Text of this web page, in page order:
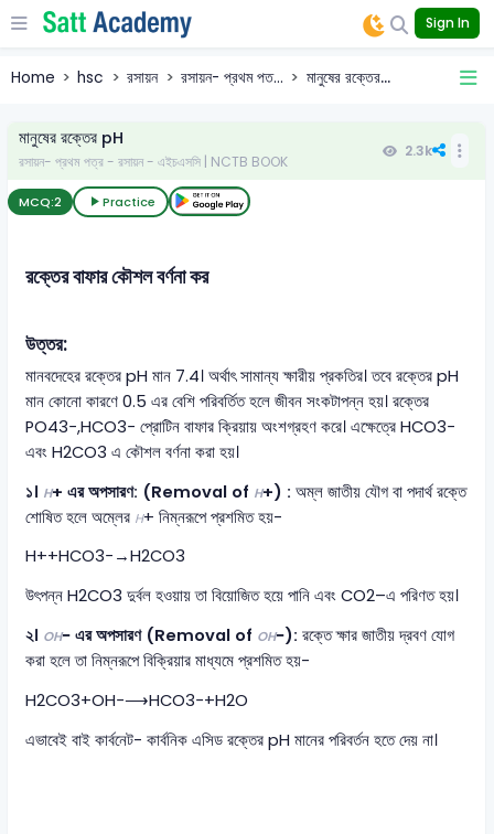
Sign In
Home hsc রসায়ন রসায়ন- প্রথম পত... মানুষের রক্তের...
মানুষের রক্তের pH
রসায়ন- প্রথম পত্র - রসায়ন - এইচএসসি | NCTB BOOK
2.3k
MCQ:2 Practice
রক্তের বাফার কৌশল বর্ণনা কর
উত্তর:
মানবদেহের রক্তের pH মান 7.4। অর্থাৎ সামান্য ক্ষারীয় প্রকতির। তবে রক্তের pH
মান কোনো কারণে 0.5 এর বেশি পরিবর্তিত হলে জীবন সংকটাপন্ন হয়। রক্তের
PO43−​,HCO3−​ প্রোটিন বাফার ক্রিয়ায় অংশগ্রহণ করে। এক্ষেত্রে HCO3−​
এবং H2​CO3​ এ কৌশল বর্ণনা করা হয়।
১। H+ এর অপসারণ: (Removal of H+) :অম্ল জাতীয় যৌগ বা পদার্থ রক্তে
শোষিত হলে অম্লের H+ নিম্নরূপে প্রশমিত হয়-
H++HCO3−​→H2​CO3​
উৎপন্ন H2​CO3​ দুর্বল হওয়ায় তা বিয়োজিত হয়ে পানি এবং CO2​–এ পরিণত হয়।
২। OH− এর অপসারণ (Removal of OH−): রক্তে ক্ষার জাতীয় দ্রবণ যোগ
করা হলে তা নিম্নরূপে বিক্রিয়ার মাধ্যমে প্রশমিত হয়-
H2​CO3​+OH−⟶HCO3−​+H2​O
এভাবেই বাই কার্বনেট- কার্বনিক এসিড রক্তের pH মানের পরিবর্তন হতে দেয় না।